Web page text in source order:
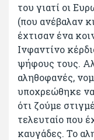
του γιατί οι
(που ανέβαλαν
έχτισαν ένα
Ινφαντίνο
ψήφους τους.
αληθοφανές,
υποχρεώθηκε να
ότι ζούμε
τελευταίο που
καυγάδες. Το